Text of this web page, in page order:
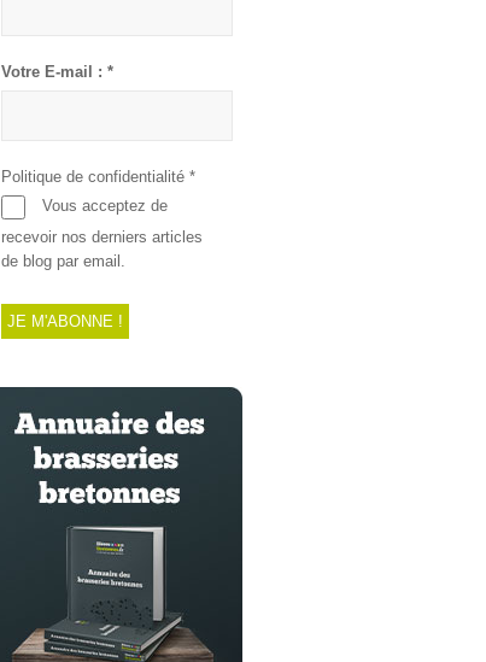
Votre E-mail : *
Politique de confidentialité *
Vous acceptez de
recevoir nos derniers articles
de blog par email.